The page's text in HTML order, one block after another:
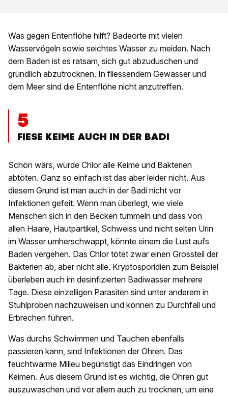
Was gegen Entenflöhe hilft? Badeorte mit vielen
Wasservögeln sowie seichtes Wasser zu meiden. Nach
dem Baden ist es ratsam, sich gut abzuduschen und
gründlich abzutrocknen. In fliessendem Gewässer und
dem Meer sind die Entenflöhe nicht anzutreffen.
5
FIESE KEIME AUCH IN DER BADI
Schön wärs, würde Chlor alle Keime und Bakterien
abtöten. Ganz so einfach ist das aber leider nicht. Aus
diesem Grund ist man auch in der Badi nicht vor
Infektionen gefeit. Wenn man überlegt, wie viele
Menschen sich in den Becken tummeln und dass von
allen Haare, Hautpartikel, Schweiss und nicht selten Urin
im Wasser umherschwappt, könnte einem die Lust aufs
Baden vergehen. Das Chlor tötet zwar einen Grossteil der
Bakterien ab, aber nicht alle. Kryptosporidien zum Beispiel
überleben auch im desinfizierten Badiwasser mehrere
Tage. Diese einzelligen Parasiten sind unter anderem in
Stuhlproben nachzuweisen und können zu Durchfall und
Erbrechen führen.
Was durchs Schwimmen und Tauchen ebenfalls
passieren kann, sind Infektionen der Ohren. Das
feuchtwarme Milieu begünstigt das Eindringen von
Keimen. Aus diesem Grund ist es wichtig, die Ohren gut
auszuwaschen und vor allem auch zu trocknen, um eine